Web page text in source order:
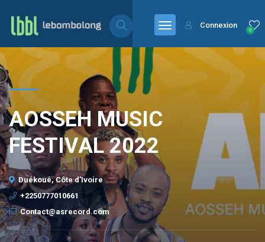
0
Connexion
AOSSEH MUSIC
FESTIVAL 2022
Duékoué, Côte d'Ivoire
+2250777010661
Contact@asrecord.com